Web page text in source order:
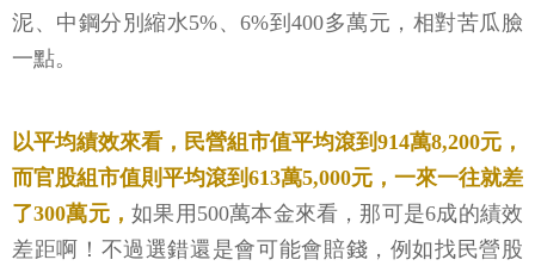
泥、中鋼分別縮水5%、6%到400多萬元，相對苦瓜臉
一點。
以平均績效來看，民營組市值平均滾到914萬8,200元，
而官股組市值則平均滾到613萬5,000元，一來一往就差
了300萬元，如果用500萬本金來看，那可是6成的績效
差距啊！不過選錯還是會可能會賠錢，例如找民營股